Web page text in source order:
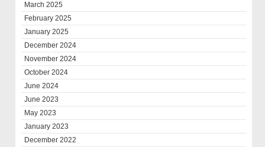
March 2025
February 2025
January 2025
December 2024
November 2024
October 2024
June 2024
June 2023
May 2023
January 2023
December 2022